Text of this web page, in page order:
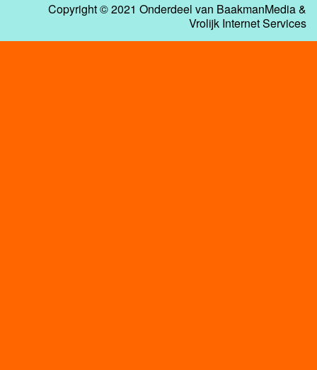
Copyright © 2021 Onderdeel van BaakmanMedia&
Vrolijk Internet Services